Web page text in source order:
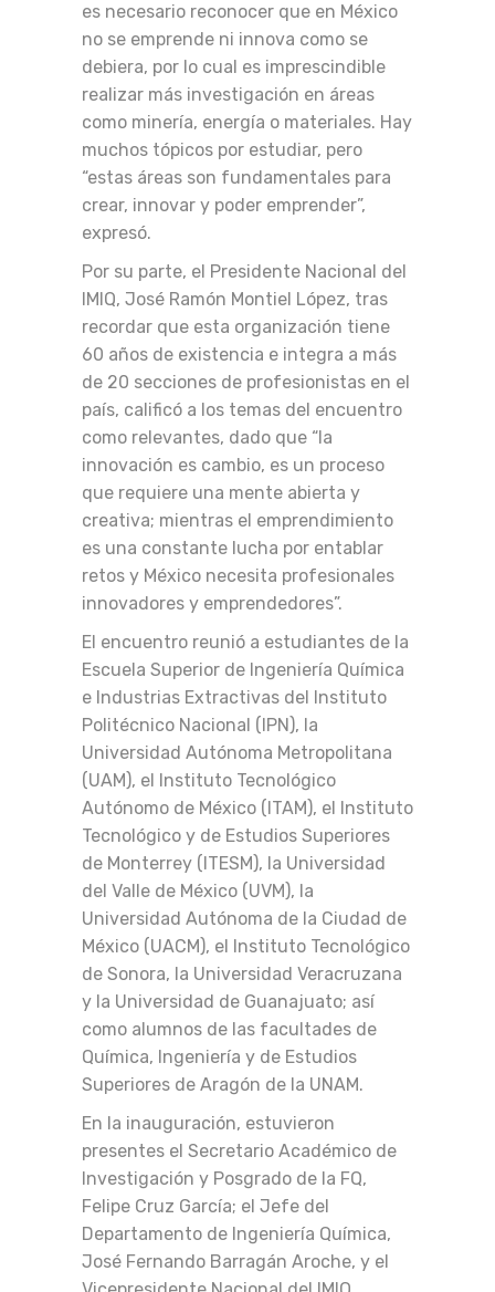
es necesario reconocer que en México
no se emprende ni innova como se
debiera, por lo cual es imprescindible
realizar más investigación en áreas
como minería, energía o materiales. Hay
muchos tópicos por estudiar, pero
“estas áreas son fundamentales para
crear, innovar y poder emprender”,
expresó.
Por su parte, el Presidente Nacional del
IMIQ, José Ramón Montiel López, tras
recordar que esta organización tiene
60 años de existencia e integra a más
de 20 secciones de profesionistas en el
país, calificó a los temas del encuentro
como relevantes, dado que “la
innovación es cambio, es un proceso
que requiere una mente abierta y
creativa; mientras el emprendimiento
es una constante lucha por entablar
retos y México necesita profesionales
innovadores y emprendedores”.
El encuentro reunió a estudiantes de la
Escuela Superior de Ingeniería Química
e Industrias Extractivas del Instituto
Politécnico Nacional (IPN), la
Universidad Autónoma Metropolitana
(UAM), el Instituto Tecnológico
Autónomo de México (ITAM), el Instituto
Tecnológico y de Estudios Superiores
de Monterrey (ITESM), la Universidad
del Valle de México (UVM), la
Universidad Autónoma de la Ciudad de
México (UACM), el Instituto Tecnológico
de Sonora, la Universidad Veracruzana
y la Universidad de Guanajuato; así
como alumnos de las facultades de
Química, Ingeniería y de Estudios
Superiores de Aragón de la UNAM.
En la inauguración, estuvieron
presentes el Secretario Académico de
Investigación y Posgrado de la FQ,
Felipe Cruz García; el Jefe del
Departamento de Ingeniería Química,
José Fernando Barragán Aroche, y el